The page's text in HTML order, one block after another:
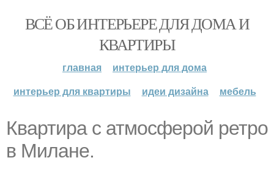
ВСЁ ОБ ИНТЕРЬЕРЕ ДЛЯ ДОМА И
КВАРТИРЫ
главная
интерьер для дома
интерьер для квартиры
идеи дизайна мебель
Квартира с атмосферой ретро
в Милане.